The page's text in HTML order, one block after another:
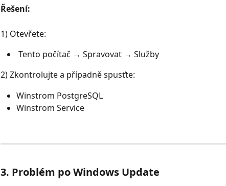
Řešení:
1) Otevřete:
Tento počítač → Spravovat → Služby
2) Zkontrolujte a případně spusťte:
Winstrom PostgreSQL
Winstrom Service
3. Problém po Windows Update